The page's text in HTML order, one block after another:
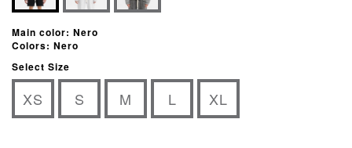
Main color: Nero
Colors: Nero
Select Size
XS S M L XL